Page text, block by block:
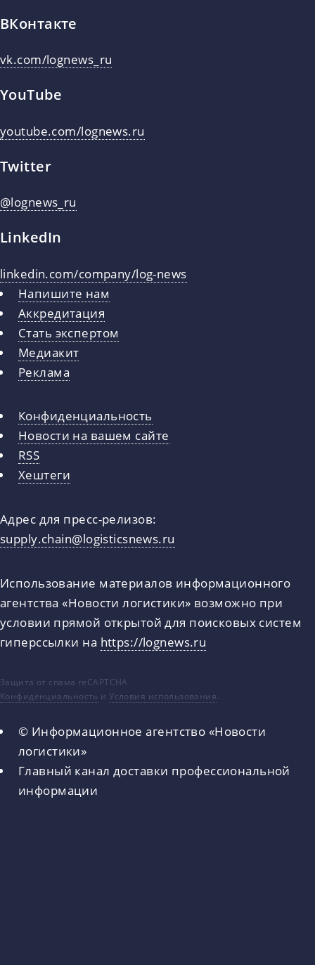
ВКонтакте
vk.com/lognews_ru
YouTube
youtube.com/lognews.ru
Twitter
@lognews_ru
LinkedIn
linkedin.com/company/log-news
Напишите нам
Аккредитация
Стать экспертом
Медиакит
Реклама
Конфиденциальность
Новости на вашем сайте
RSS
Хештеги
Адрес для пресс-релизов:
supply.chain@logisticsnews.ru
Использование материалов информационного
агентства «Новости логистики» возможно при
условии прямой открытой для поисковых систем
гиперссылки на https://lognews.ru
Защита от спама reCAPTCHA
Конфиденциальность иУсловия использования.
© Информационное агентство «Новости
логистики»
Главный канал доставки профессиональной
информации